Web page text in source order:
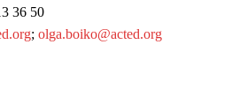
36 50
; olga.boiko@acted.org